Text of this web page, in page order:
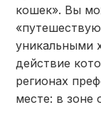
кошек». Вы
уникальными
действие
регионах
месте: в зоне